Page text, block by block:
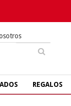
REGALOS